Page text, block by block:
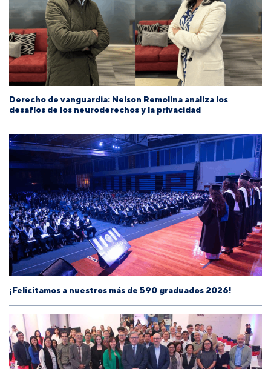
Derecho de vanguardia: Nelson Remolina analiza los
desafíos de los neuroderechos y la privacidad
¡Felicitamos a nuestros más de 590 graduados 2026!